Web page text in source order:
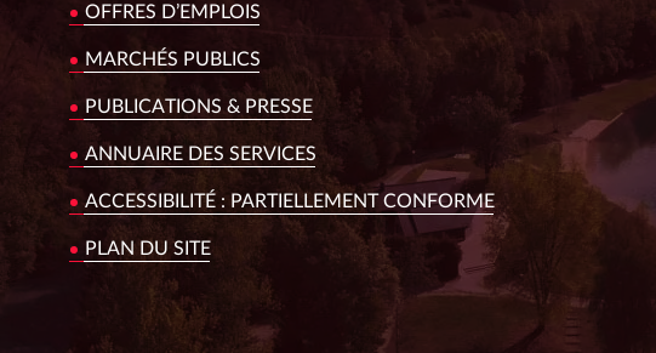
OFFRES D’EMPLOIS
MARCHÉS PUBLICS
PUBLICATIONS & PRESSE
ANNUAIRE DES SERVICES
ACCESSIBILITÉ : PARTIELLEMENT CONFORME
PLAN DU SITE